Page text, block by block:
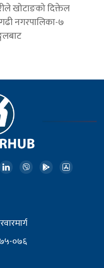
खोटाङको दिक्तेल
नगरपालिका-७
०७६